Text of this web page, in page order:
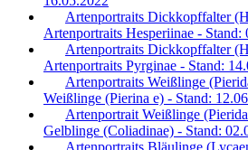
Artenportraits Dickkopffalter
Artenportraits Hesperiinae - Stand:
Artenportraits Dickkopffalter
Artenportraits Pyrginae - Stand:
Artenportraits Weißlinge
Weißlinge (Pierina e) - Stand:
Artenportrait Weißlinge
Gelblinge (Coliadinae) - Stand:
Artenportraits Bläulinge